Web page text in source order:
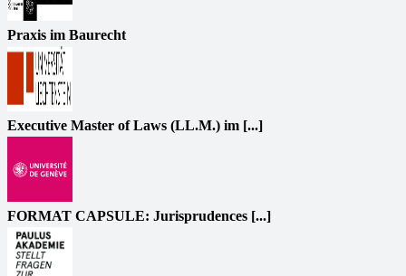
Praxis im Baurecht
Executive Master of Laws (LL.M.) im [...]
FORMAT CAPSULE: Jurisprudences [...]